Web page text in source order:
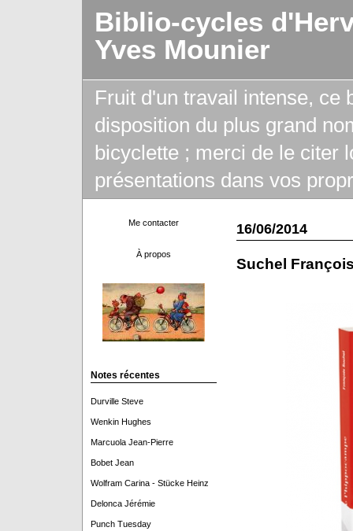
Biblio-cycles
Yves Mounier
Fruit d'un travail intense, ce
disposition du plus grand
bicyclette ; merci de le citer
présentations dans vos
Me contacter
À propos
Notes récentes
Durville Steve
Wenkin Hughes
Marcuola Jean-Pierre
Bobet Jean
Wolfram Carina - Stücke Heinz
Delonca Jérémie
Punch Tuesday
16/06/2014
Suchel